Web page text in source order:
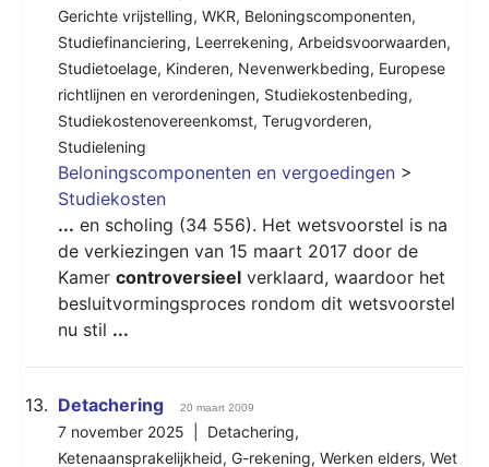
Gerichte vrijstelling, WKR, Beloningscomponenten,
Studiefinanciering, Leerrekening, Arbeidsvoorwaarden,
Studietoelage, Kinderen, Nevenwerkbeding, Europese
richtlijnen en verordeningen, Studiekostenbeding,
Studiekostenovereenkomst, Terugvorderen,
Studielening
Beloningscomponenten en vergoedingen >
Studiekosten
... en scholing (34 556). Het wetsvoorstel is na
de verkiezingen van 15 maart 2017 door de
Kamer controversieel verklaard, waardoor het
besluitvormingsproces rondom dit wetsvoorstel
nu stil ...
13. Detachering 20 maart 2009
7 november 2025 | Detachering,
Ketenaansprakelijkheid, G-rekening, Werken elders, Wet